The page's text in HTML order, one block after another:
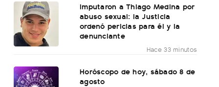
Imputaron a Thiago Medina por
abuso sexual: la Justicia
ordenó pericias para él y la
denunciante
Hace 33 minutos
Horóscopo de hoy, sábado 8 de
agosto